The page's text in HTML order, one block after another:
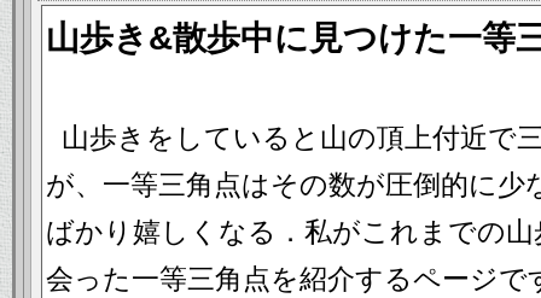
山歩き&散歩中に見つけた一等
山歩きをしていると山の頂上付近で
が、一等三角点はその数が圧倒的に
ばかり嬉しくなる．私がこれまでの
会った一等三角点を紹介するページで